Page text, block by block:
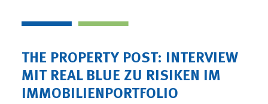
SEARCH
THE PROPERTY POST: INTERVIEW
MIT REAL BLUE ZU RISIKEN IM
IMMOBILIENPORTFOLIO